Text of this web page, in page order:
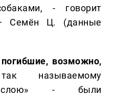
- говорит
Семён Ц. (данные
возможно,
называемому
слою» - были